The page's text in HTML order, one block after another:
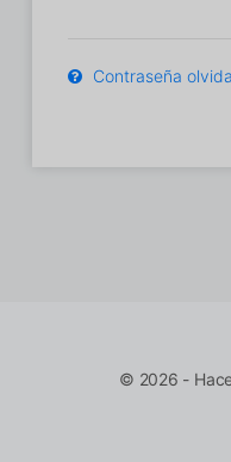
Contraseña
© 2026 -